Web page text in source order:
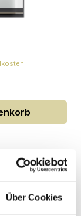
Über Cookies